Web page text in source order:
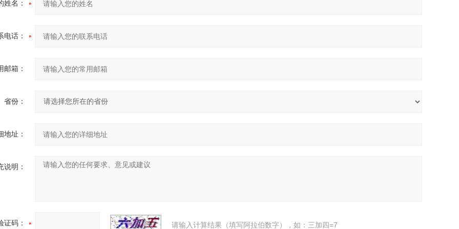
姓名：
电话：
邮箱：
省份：
地址：
说明：
证码： 请输入计算结果（填写阿拉伯数字），如：三加四=7